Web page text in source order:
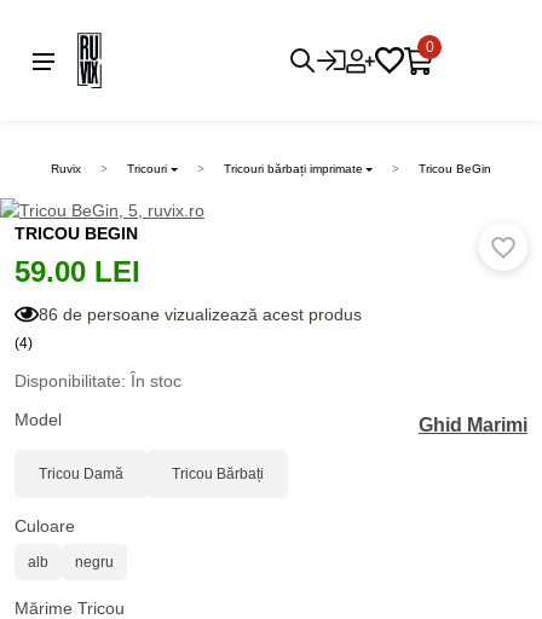
0
Ruvix Tricouri Tricouri bărbați imprimate Tricou BeGin
TRICOU BEGIN
59.00 LEI
86 de persoane vizualizează acest produs
(4)
Disponibilitate: În stoc
Model
Ghid Marimi
Tricou Damă Tricou Bărbați
Culoare
alb negru
Mărime Tricou